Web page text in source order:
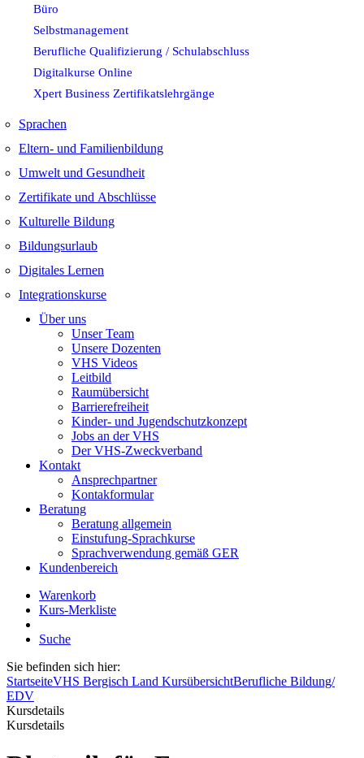
Büro
Selbstmanagement
Berufliche Qualifizierung / Schulabschluss
Digitalkurse Online
Xpert Business Zertifikatslehrgänge
Sprachen
Eltern- und Familienbildung
Umwelt und Gesundheit
Zertifikate und Abschlüsse
Kulturelle Bildung
Bildungsurlaub
Digitales Lernen
Integrationskurse
Über uns
Unser Team
Unsere Dozenten
VHS Videos
Leitbild
Raumübersicht
Barrierefreiheit
Kinder- und Jugendschutzkonzept
Jobs an der VHS
Der VHS-Zweckverband
Kontakt
Ansprechpartner
Kontakformular
Beratung
Beratung allgemein
Einstufung-Sprachkurse
Sprachverwendung gemäß GER
Kundenbereich
Warenkorb
Kurs-Merkliste
Suche
Sie befinden sich hier:
StartseiteVHS Bergisch Land KursübersichtBerufliche Bildung/
EDV
Kursdetails
Kursdetails